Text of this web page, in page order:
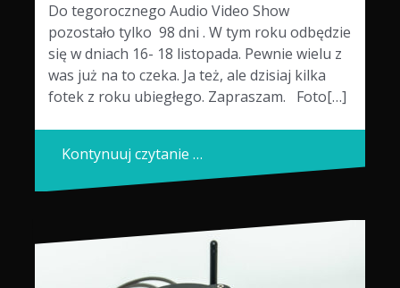
Do tegorocznego Audio Video Show
pozostało tylko 98 dni . W tym roku odbędzie
się w dniach 16- 18 listopada. Pewnie wielu z
was już na to czeka. Ja też, ale dzisiaj kilka
fotek z roku ubiegłego. Zapraszam. Foto[…]
Kontynuuj czytanie …